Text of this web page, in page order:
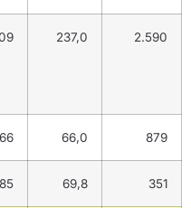
237,0 2.590
66,0 879
69,8 351